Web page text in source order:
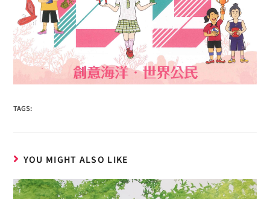
TAGS:
YOU MIGHT ALSO LIKE